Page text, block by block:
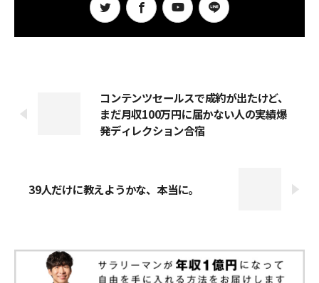
コンテンツセールスで成約が出たけど、
まだ月収100万円に届かない人の実績爆
発ディレクション合宿
39人だけに教えようかな、本当に。